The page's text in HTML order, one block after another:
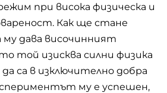
при висока физическа и
Как ще стане
дава височинният
той изисква силни физика
са в изключително добра
му е успешен,